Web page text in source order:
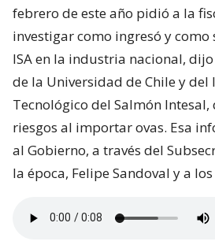
febrero de este año pidió a la
investigar como ingresó y como
ISA en la industria nacional,
de la Universidad de Chile y del
Tecnológico del Salmón
riesgos al importar ovas. Esa
al Gobierno, a través del
la época, Felipe Sandoval y a